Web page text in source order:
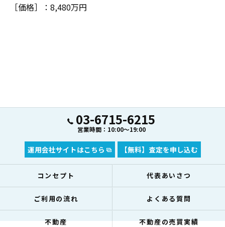
［価格］：8,480万円
03-6715-6215
営業時間：10:00～19:00
運用会社サイトはこちら 【無料】査定を申し込む
コンセプト 代表あいさつ
ご利用の流れ よくある質問
不動産 不動産の売買実績